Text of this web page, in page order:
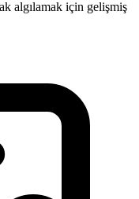
algılamak için gelişmiş